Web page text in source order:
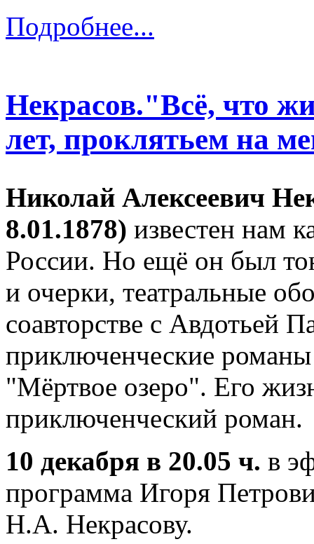
Подробнее...
Некрасов."Всё, что
лет, проклятьем на
Николай Алексеевич
8.01.1878) известен нам
России. Но ещё он был
и очерки, театральные
соавторстве с Авдотьей
приключенческие
"Мёртвое озеро". Его
приключенческий роман.
10 декабря в 20.05 ч. в
программа Игоря
Н.А. Некрасову.